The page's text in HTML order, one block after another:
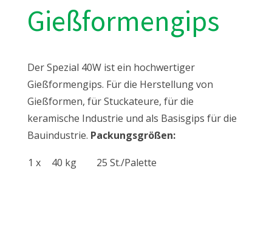
Gießformengips
Der Spezial 40W ist ein hochwertiger
Gießformengips. Für die Herstellung von
Gießformen, für Stuckateure, für die
keramische Industrie und als Basisgips für die
Bauindustrie. Packungsgrößen:
1 x 40 kg 25 St./Palette